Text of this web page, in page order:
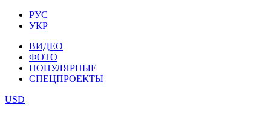
РУС
УКР
ВИДЕО
ФОТО
ПОПУЛЯРНЫЕ
СПЕЦПРОЕКТЫ
USD